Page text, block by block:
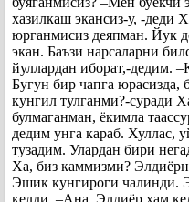
хазилкаш экансиз-у, -деди
юрганмисиз деяпман. Йук
экан. Баъзи нарсаларни
йуллардан иборат,-дедим.
Бугун бир чапга юрасизда,
кунгил тулганми?-
булмаганман, ёкимла
дедим унга караб. Хуллас,
тузадим. Улардан бири
Ха, биз каммизми?
Эшик кунгироги чалинди.